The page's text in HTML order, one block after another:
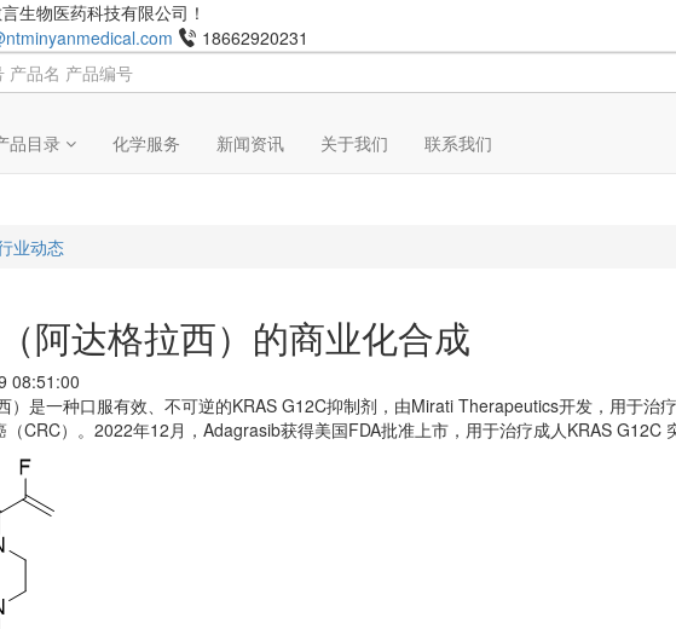
生物医药科技有限公司！
18662920231
品目录 化学服务 新闻资讯 关于我们 联系我们
业动态
阿达格拉西）的商业化合成
08:51:00
）是一种口服有效、不可逆的KRAS G12C抑制剂，由Mirati Therapeutics开发，用于治
（CRC）。2022年12月，Adagrasib获得美国FDA批准上市，用于治疗成人KRAS G12C